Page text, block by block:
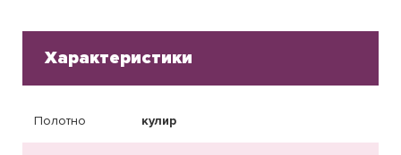
Характеристики
Полотно кулир